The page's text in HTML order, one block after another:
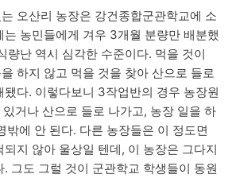
오산리 농장은 강건종합군관학교에 소
는 농민들에게 겨우 3개월 분량만 배분했
량난 역시 심각한 수준이다. 먹을 것이
하지 않고 먹을 것을 찾아 산으로 들로
됐다. 이렇다보니 3작업반의 경우 농장원
거나 산으로 들로 나가고, 농장 일을 하
밖에 안 된다. 다른 농장들은 이 정도면
지 않아 울상일 텐데, 이 농장은 그다지
그도 그럴 것이 군관학교 학생들이 동원